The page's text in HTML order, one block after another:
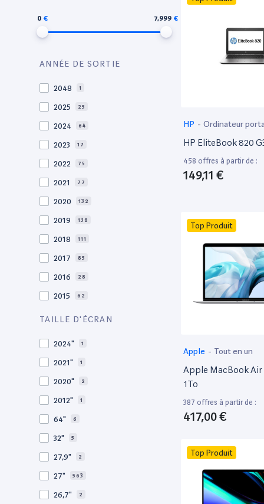
0 7,999
ANNÉE DE SORTIE
2048 1
2025 25
2024 64
2023 17
2022 75
2021 77
2020 132
2019 138
2018 111
2017 85
2016 28
2015 62
2014 36
TAILLE D'ÉCRAN
2024" 1
2021" 1
2020" 2
2012" 1
64" 6
32" 5
27,9" 2
27" 563
26,7" 2
HP - Ordinateur
HP EliteBook 820
458 offres à partir de :
149,11 €
Top Produit
Apple - Tout en un
Apple MacBook Air
1To
387 offres à partir de :
417,00 €
Top Produit